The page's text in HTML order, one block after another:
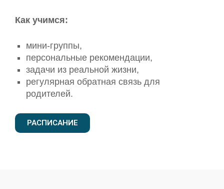
Как учимся:
мини-группы,
персональные рекомендации,
задачи из реальной жизни,
регулярная обратная связь для
родителей.
РАСПИСАНИЕ